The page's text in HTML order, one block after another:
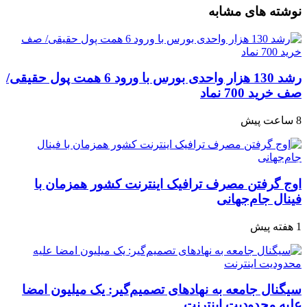
نوشته های مشابه
رشد 130 هزار واحدی بورس با ورود 6 همت پول حقیقی/
صف خرید 700 نماد
8 ساعت پیش
اوج گرفتن مصرف ترافیک اینترنت کشور همزمان با
فینال جام‌جهانی
1 هفته پیش
سیگنال جامعه به نهادهای تصمیم‌گیر: یک میلیون امضا